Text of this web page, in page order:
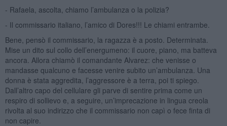
- Rafaela, ascolta, chiamo l’ambulanza o la polizia?
- Il commissario italiano, l’amico di Dores!!! Le chiami entrambe.
Bene, pensò il commissario, la ragazza è a posto. Determinata.
Mise un dito sul collo dell’energumeno: il cuore, piano, ma batteva
ancora. Allora chiamò il comandante Alvarez: che venisse o
mandasse qualcuno e facesse venire subito un’ambulanza. Una
donna è stata aggredita, l’aggressore è a terra, poi ti spiego.
Dall’altro capo del cellulare gli parve di sentire prima come un
respiro di sollievo e, a seguire, un’imprecazione in lingua creola
rivolta al suo indirizzo che il commissario non capì o fece finta di
non capire.